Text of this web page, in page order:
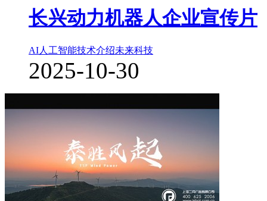
长兴动力机器人企业宣传片
AI人工智能技术介绍未来科技
2025-10-30